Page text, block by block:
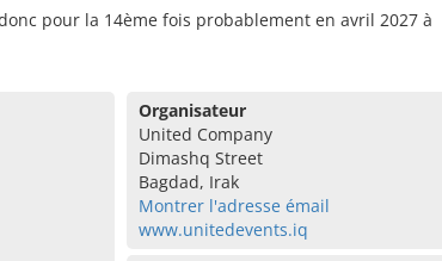
pour la 14ème fois probablement en avril 2027 à
Organisateur
United Company
Dimashq Street
Bagdad, Irak
Montrer l'adresse émail
www.unitedevents.iq